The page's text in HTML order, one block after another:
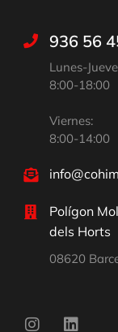
936 56
Lunes-
8:00-18:00
Viernes:
8:00-14:00
Polígon
dels Horts
08620